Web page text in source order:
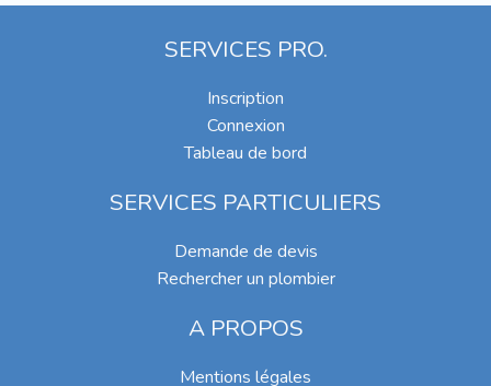
SERVICES PRO.
Inscription
Connexion
Tableau de bord
SERVICES PARTICULIERS
Demande de devis
Rechercher un plombier
A PROPOS
Mentions légales